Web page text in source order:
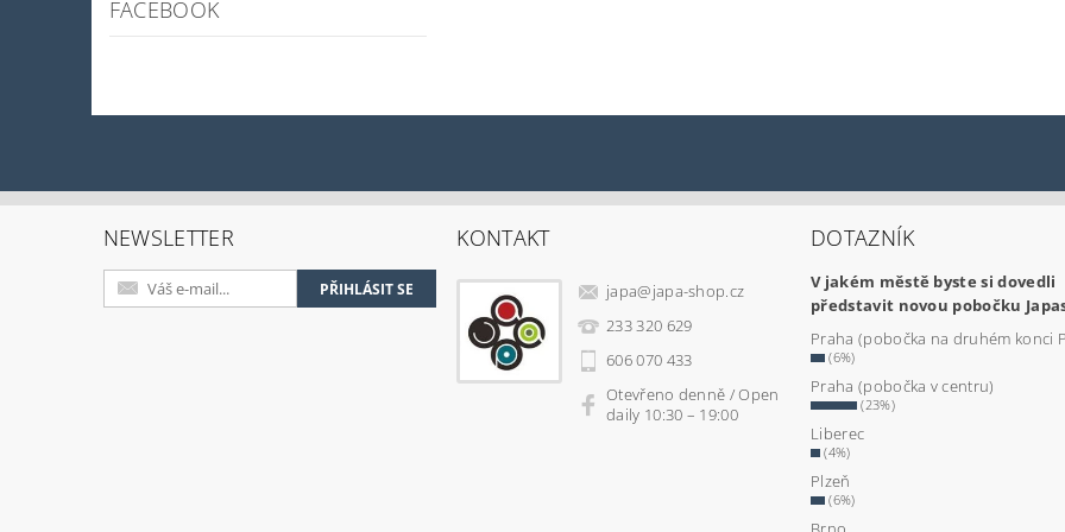
FACEBOOK
NEWSLETTER KONTAKT
japa@japa-shop.cz
233 320 629
606 070 433
Otevřeno denně / Open
daily 10:30 – 19:00
DOTAZNÍK
V jakém městě byste si dovedli
představit novou pobočku
Praha (pobočka na druhém konci
(6%)
Praha (pobočka v centru)
(23%)
Liberec
(4%)
Plzeň
(6%)